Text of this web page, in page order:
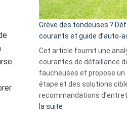
la
Grève des tondeuses ?
courants et guide d’auto-
Cet article fournit une
courantes de défaillance
faucheuses et propose un
étape et des solutions
recommandations
la suite